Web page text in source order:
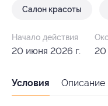
Салон красоты
Начало действия
20 июня 2026 г. 20
Условия Описание